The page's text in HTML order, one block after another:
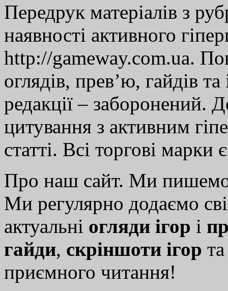
Передрук матеріалів з
наявності активного
http://gameway.com.ua.
оглядів, прев’ю, гайдів
редакції – заборонений.
цитування з активним
статті. Всі торгові марки
Про наш сайт. Ми
Ми регулярно додаємо
актуальні огляди ігор і
гайди, скріншоти ігор
приємного читання!